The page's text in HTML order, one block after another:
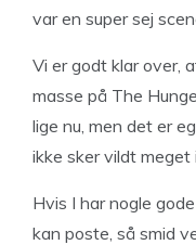
var en super sej
Vi er godt klar over,
masse på The
lige nu, men det er
ikke sker vildt meget
Hvis I har nogle
kan poste, så smid